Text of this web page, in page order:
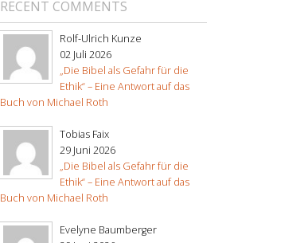
RECENT COMMENTS
Rolf-Ulrich Kunze
02 Juli 2026
„Die Bibel als Gefahr für die
Ethik“ – Eine Antwort auf das
Buch von Michael Roth
Tobias Faix
29 Juni 2026
„Die Bibel als Gefahr für die
Ethik“ – Eine Antwort auf das
Buch von Michael Roth
Evelyne Baumberger